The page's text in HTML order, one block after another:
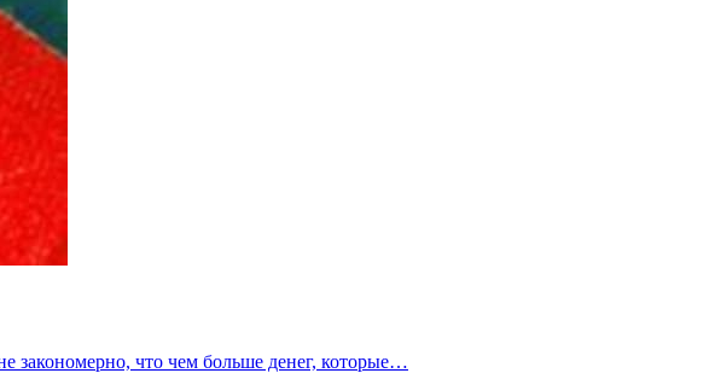
закономерно, что чем больше денег, которые…